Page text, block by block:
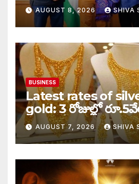
AUGUST 8, 2026 SHIVA
BUSINESS
Latest rates of
gold: 3 రోజుల్లో
తులం గోల్డ్…
AUGUST 7, 2026 SHIVA